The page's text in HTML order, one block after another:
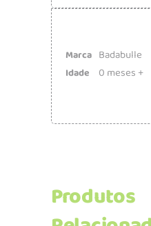
Marca Badabulle
Idade 0 meses +
Produtos